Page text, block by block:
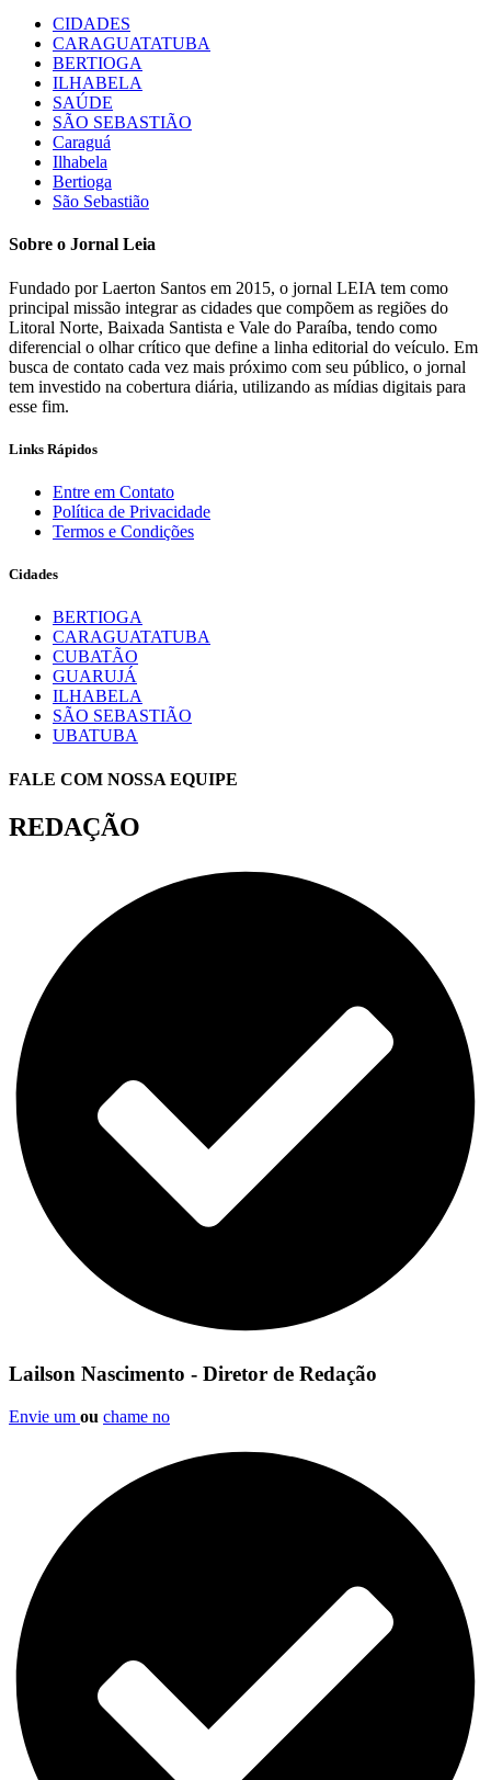
CIDADES
CARAGUATATUBA
BERTIOGA
ILHABELA
SAÚDE
SÃO SEBASTIÃO
Caraguá
Ilhabela
Bertioga
São Sebastião
Sobre o Jornal Leia
Fundado por Laerton Santos em 2015, o jornal LEIA tem como
principal missão integrar as cidades que compõem as regiões do
Litoral Norte, Baixada Santista e Vale do Paraíba, tendo como
diferencial o olhar crítico que define a linha editorial do veículo. Em
busca de contato cada vez mais próximo com seu público, o jornal
tem investido na cobertura diária, utilizando as mídias digitais para
esse fim.
Links Rápidos
Entre em Contato
Política de Privacidade
Termos e Condições
Cidades
BERTIOGA
CARAGUATATUBA
CUBATÃO
GUARUJÁ
ILHABELA
SÃO SEBASTIÃO
UBATUBA
FALE COM NOSSA EQUIPE
REDAÇÃO
Lailson Nascimento - Diretor de Redação
Envie um ou chame no